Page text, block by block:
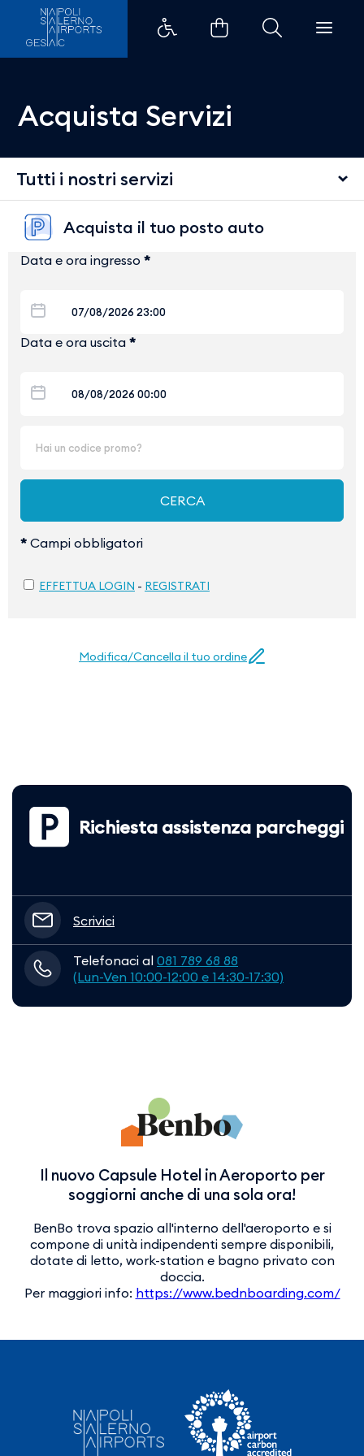
Acquista Servizi
Tutti i nostri servizi
Acquista il tuo posto auto
Data e ora ingresso *
Data e ora uscita *
* Campi obbligatori
EFFETTUA LOGIN - REGISTRATI
Modifica/Cancella il tuo ordine
Richiesta assistenza parcheggi
Scrivici
Telefonaci al 081 789 68 88
(Lun-Ven 10:00-12:00 e 14:30-17:30)
Il nuovo Capsule Hotel in Aeroporto per
soggiorni anche di una sola ora!
BenBo trova spazio all'interno dell'aeroporto e si
compone di unità indipendenti sempre disponibili,
dotate di letto, work-station e bagno privato con
doccia.
Per maggiori info: https://www.bednboarding.com/